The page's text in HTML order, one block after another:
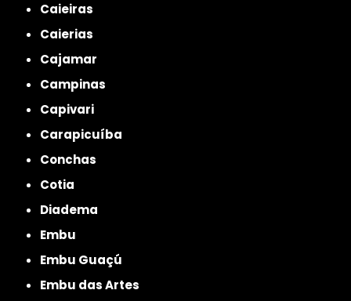
Caieiras
Caierias
Cajamar
Campinas
Capivari
Carapicuíba
Conchas
Cotia
Diadema
Embu
Embu Guaçú
Embu das Artes